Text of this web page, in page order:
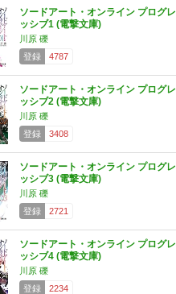
ソードアート・オンライン プログレ
ッシブ1 (電撃文庫)
川原 礫
登録
4787
ソードアート・オンライン プログレ
ッシブ2 (電撃文庫)
川原 礫
登録
3408
ソードアート・オンライン プログレ
ッシブ3 (電撃文庫)
川原 礫
登録
2721
ソードアート・オンライン プログレ
ッシブ4 (電撃文庫)
川原 礫
登録
2234